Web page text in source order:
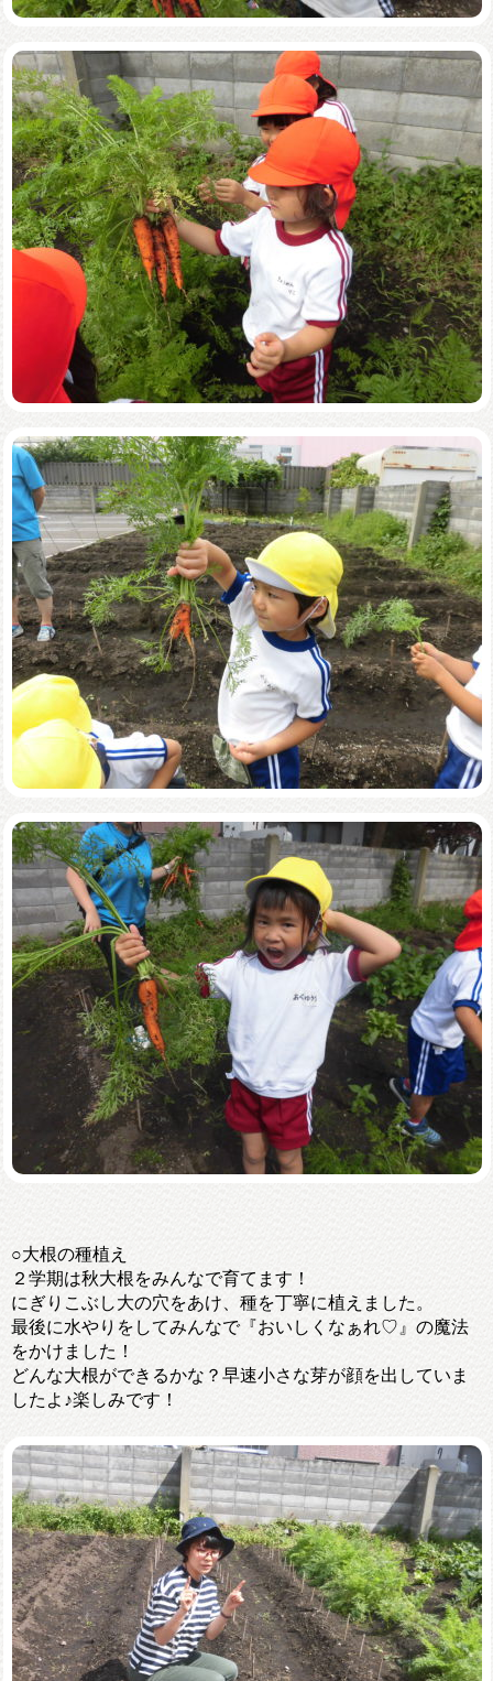
○大根の種植え
２学期は秋大根をみんなで育てます！
にぎりこぶし大の穴をあけ、種を丁寧に植えました。
最後に水やりをしてみんなで『おいしくなぁれ♡』の魔法
をかけました！
どんな大根ができるかな？早速小さな芽が顔を出していま
したよ♪楽しみです！